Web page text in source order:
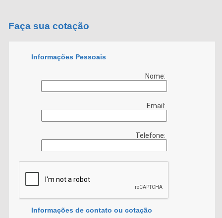
Faça sua cotação
Informações Pessoais
Nome:
Email:
Telefone:
Informações de contato ou cotação